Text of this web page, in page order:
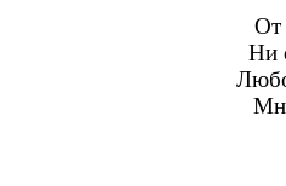
От
Ни